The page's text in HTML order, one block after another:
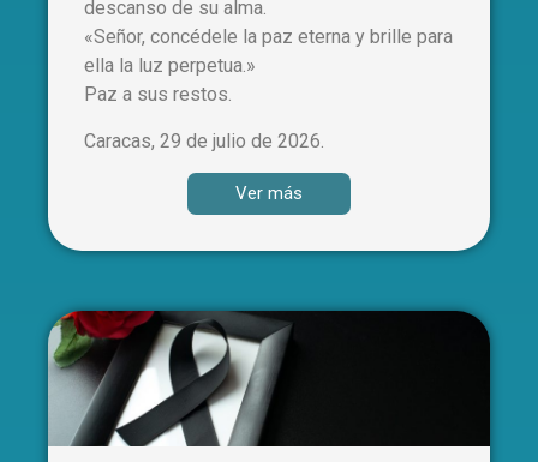
descanso de su alma.
«Señor, concédele la paz eterna y brille para
ella la luz perpetua.»
Paz a sus restos.
Caracas, 29 de julio de 2026.
Ver más